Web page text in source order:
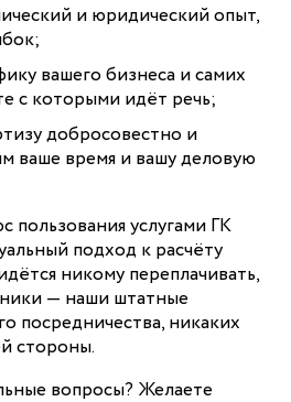
и юридический опыт,
вашего бизнеса и самих
с которыми идёт речь;
добросовестно и
ваше время и вашу деловую
услугами ГК
подход к расчёту
никому переплачивать,
— наши штатные
посредничества, никаких
стороны.
вопросы? Желаете